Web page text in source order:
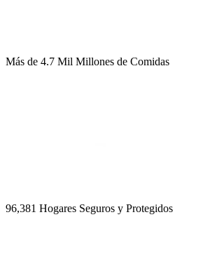
Más de 4.7 Mil Millones de Comidas
96,381 Hogares Seguros y Protegidos